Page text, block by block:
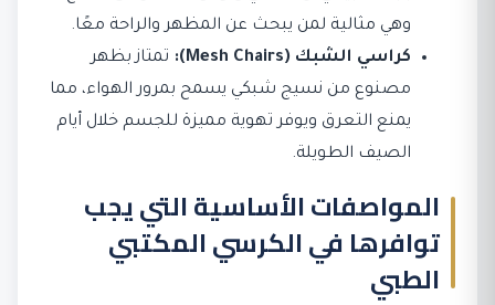
وهي مثالية لمن يبحث عن المظهر والراحة معًا.
كراسي الشبك (Mesh Chairs):
تمتاز بظهر
مصنوع من نسيج شبكي يسمح بمرور الهواء، مما
يمنع التعرق ويوفر تهوية مميزة للجسم خلال أيام
الصيف الطويلة.
المواصفات الأساسية التي يجب
توافرها في الكرسي المكتبي
الطبي